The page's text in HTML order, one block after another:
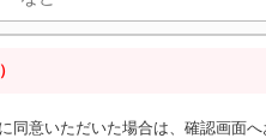
同意いただいた場合は、確認画面へ